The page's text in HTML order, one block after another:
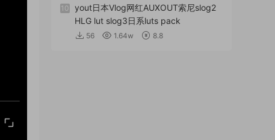
10
yout日本Vlog网红AUXOUT索尼slog2
HLG lut slog3日系luts pack
56 1.64w 8.8